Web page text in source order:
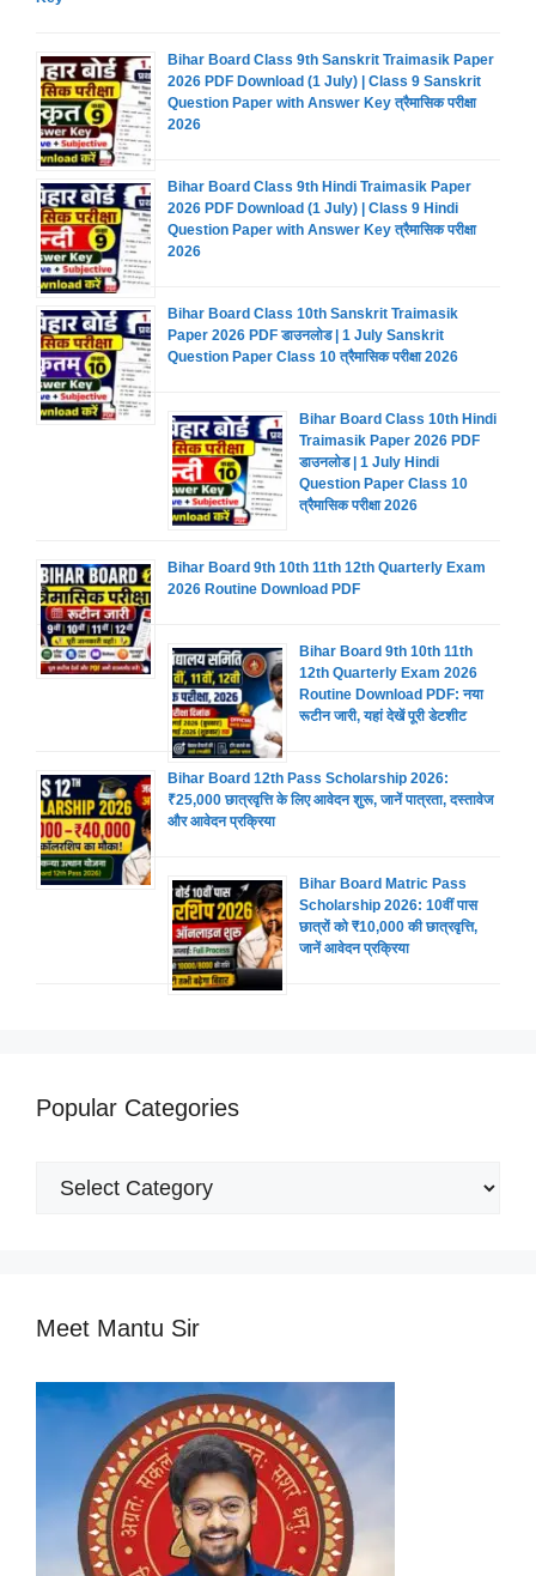
Bihar Board Class 9th Sanskrit Traimasik Paper
2026 PDF Download (1 July) | Class 9 Sanskrit
Question Paper with Answer Key त्रैमासिक परीक्षा
2026
Bihar Board Class 9th Hindi Traimasik Paper
2026 PDF Download (1 July) | Class 9 Hindi
Question Paper with Answer Key त्रैमासिक परीक्षा
2026
Bihar Board Class 10th Sanskrit Traimasik
Paper 2026 PDF डाउनलोड | 1 July Sanskrit
Question Paper Class 10 त्रैमासिक परीक्षा 2026
Bihar Board Class 10th Hindi
Traimasik Paper 2026 PDF
डाउनलोड | 1 July Hindi
Question Paper Class 10
त्रैमासिक परीक्षा 2026
Bihar Board 9th 10th 11th 12th Quarterly Exam
2026 Routine Download PDF
Bihar Board 9th 10th 11th
12th Quarterly Exam 2026
Routine Download PDF: नया
रूटीन जारी, यहां देखें पूरी डेटशीट
Bihar Board 12th Pass Scholarship 2026:
₹25,000 छात्रवृत्ति के लिए आवेदन शुरू, जानें पात्रता, दस्तावेज
और आवेदन प्रक्रिया
Bihar Board Matric Pass
Scholarship 2026: 10वीं पास
छात्रों को ₹10,000 की छात्रवृत्ति,
जानें आवेदन प्रक्रिया
Popular Categories
Popular
Meet Mantu Sir